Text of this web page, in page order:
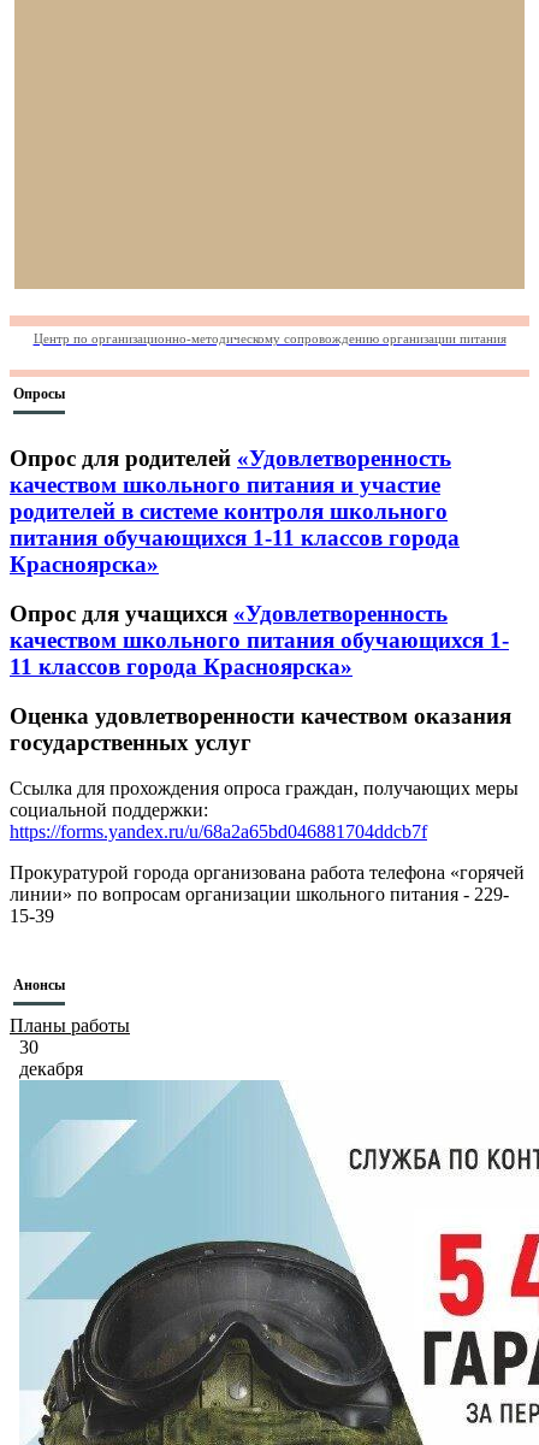
Центр по организационно-методическому сопровождению организации питания
Опросы
Опрос для родителей «Удовлетворенность
качеством школьного питания и участие
родителей в системе контроля школьного
питания обучающихся 1-11 классов города
Красноярска»
Опрос для учащихся «Удовлетворенность
качеством школьного питания обучающихся 1-
11 классов города Красноярска»
Оценка удовлетворенности качеством оказания
государственных услуг
Ссылка для прохождения опроса граждан, получающих меры
социальной поддержки:
https://forms.yandex.ru/u/68a2a65bd046881704ddcb7f
Прокуратурой города организована работа телефона «горячей
линии» по вопросам организации школьного питания - 229-
15-39
Анонсы
Планы работы
30
декабря